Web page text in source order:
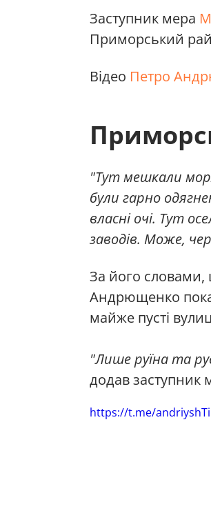
Заступник мера
Приморський
Відео Петро
"Тут мешкали
були гарно
власні очі. Тут
заводів. Може,
За його словами,
Андрющенко
майже пусті
"Лише руїна та
додав заступник
https://t.me/